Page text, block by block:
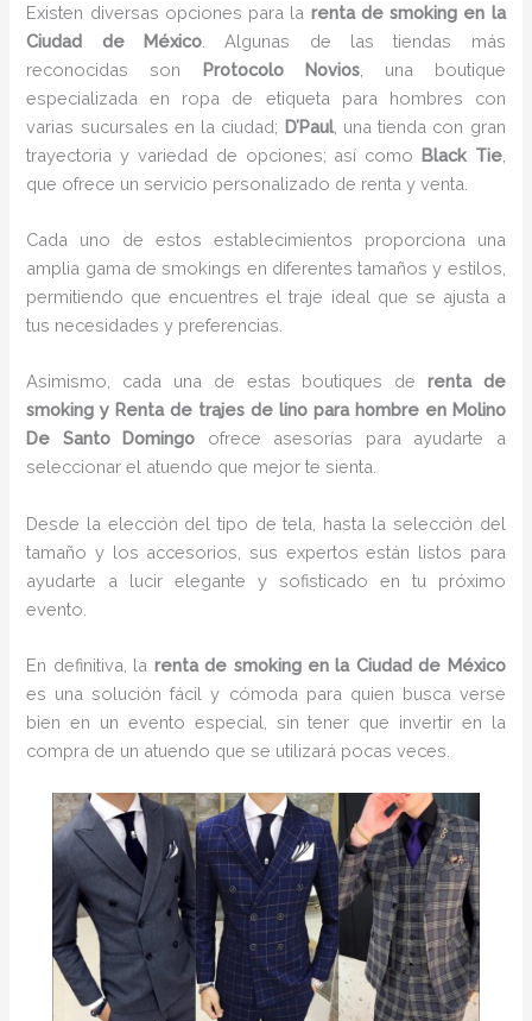
Existen diversas opciones para la renta de smoking en la
Ciudad de México . Algunas de las tiendas más
reconocidas son Protocolo Novios, una boutique
especializada en ropa de etiqueta para hombres con
varias sucursales en la ciudad; D’Paul, una tienda con gran
trayectoria y variedad de opciones; así como Black Tie,
que ofrece un servicio personalizado de renta y venta.
Cada uno de estos establecimientos proporciona una
amplia gama de smokings en diferentes tamaños y estilos,
permitiendo que encuentres el traje ideal que se ajusta a
tus necesidades y preferencias.
Asimismo, cada una de estas boutiques de renta de
smoking y Renta de trajes de lino para hombre en Molino
De Santo Domingo ofrece asesorías para ayudarte a
seleccionar el atuendo que mejor te sienta.
Desde la elección del tipo de tela, hasta la selección del
tamaño y los accesorios, sus expertos están listos para
ayudarte a lucir elegante y sofisticado en tu próximo
evento.
En definitiva, la renta de smoking en la Ciudad de México
es una solución fácil y cómoda para quien busca verse
bien en un evento especial, sin tener que invertir en la
compra de un atuendo que se utilizará pocas veces.